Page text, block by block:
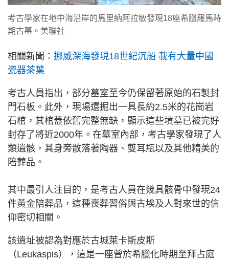
考古學家在地中海沿岸的馬里納阿拉敏發現18座希臘羅馬時
期古墓。美聯社
相關新聞： 挪威深海發現18世紀沉船 載有大量中國
瓷器茶葉
考古人員指出，部分墓室至今仍保留著原始的石製封
門石板。此外，現場還掘出一具長約2.5米的花崗岩
石棺，其棺蓋依舊完整無缺，顯示這些墳墓已被完好
封存了將近2000年。在墓室內部，考古學家發現了人
類遺骸，其身旁散落著陶器、雙耳瓶以及其他精美的
陪葬品。
其中最引人注目的，是考古人員在幾具骸骨中發現24
件黃金陪葬品，這種喪葬習俗與古埃及人對來世的信
仰密切相關。
該遺址被認為對應於古城萊卡斯皮斯
（Leukaspis），這是一座曾於希臘化時期至拜占庭